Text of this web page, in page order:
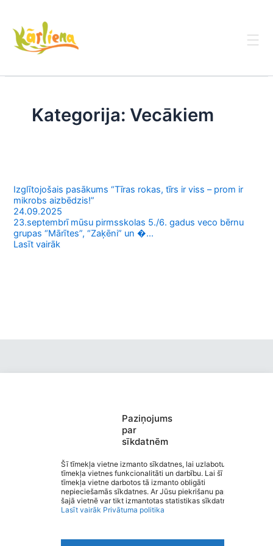
Paziņojums
par
sīkdatnēm
Šī tīmekļa vietne izmanto sīkdatnes, lai uzlabotu
tīmekļa vietnes funkcionalitāti un darbību. Lai šī
tīmekļa vietne darbotos tā izmanto obligāti
nepieciešamās sīkdatnes. Ar Jūsu piekrišanu papildus
šajā vietnē var tikt izmantotas statistikas sīkdatnes.
Lasīt vairāk Privātuma politika
content
Kategorija: Vecākiem
Izglītojošais pasākums “Tīras rokas, tīrs ir viss – prom ir
mikrobs aizbēdzis!”
24.09.2025
23.septembrī mūsu pirmsskolas 5./6. gadus veco bērnu
grupas “Mārītes”, “Zaķēni” un �...
Lasīt vairāk
Valmieras pirmsskolas izglītības
iestāde “Kārliena”